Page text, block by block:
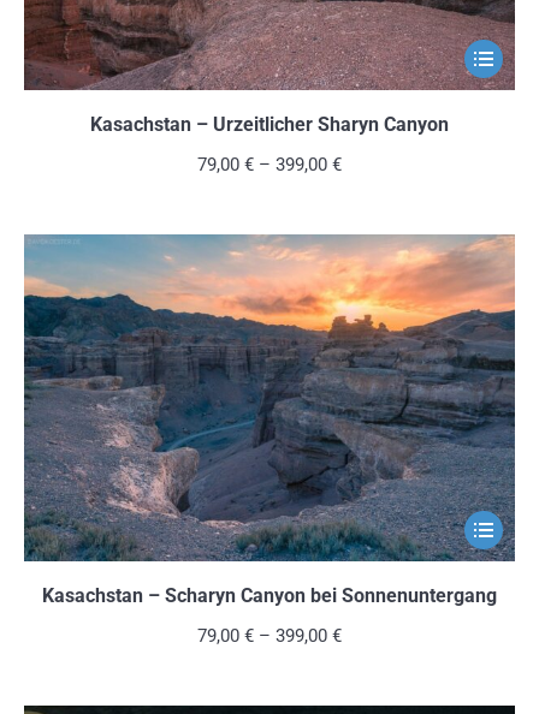
werden
Dieses
Produkt
Die
Optionen
können
auf
der
gewählt
werden
Kasachstan – Urzeitlicher Sharyn Canyon
79,00 € – 399,00 €
Dieses
Produkt
weist
Kasachstan – Scharyn Canyon bei Sonnenuntergang
79,00 € – 399,00 €